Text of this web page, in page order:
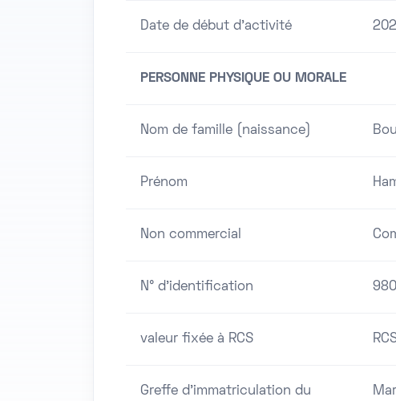
Date de début d'activité
PERSONNE PHYSIQUE OU MORALE
Nom de famille (naissance)
Prénom
Non commercial
N° d'identification
valeur fixée à RCS
Greffe d'immatriculation du